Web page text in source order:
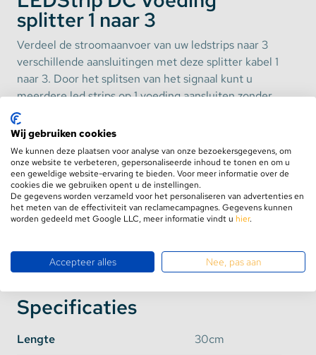
splitter 1 naar 3
Verdeel de stroomaanvoer van uw ledstrips naar 3
verschillende aansluitingen met deze splitter kabel 1
naar 3. Door het splitsen van het signaal kunt u
meerdere led strips op 1 voeding aansluiten zonder
dat er sprake is van signaalverlies na een lengte van
meer dan 10 meter. U heeft dus geen versterker
nodig en kunt tot wel 30 meter op 1 voeding
aansluiten.
Let op: Bij het splitsen naar een totale lengte die
meer is dan de standaard voeding aan kan, dient u
Toon meer
Specificaties
Lengte 30cm
Wij gebruiken cookies
We kunnen deze plaatsen voor analyse van onze bezoekersgegevens, om
onze website te verbeteren, gepersonaliseerde inhoud te tonen en om u
een geweldige website-ervaring te bieden. Voor meer informatie over de
cookies die we gebruiken opent u de instellingen.
De gegevens worden verzameld voor het personaliseren van advertenties en
het meten van de effectiviteit van reclamecampagnes. Gegevens kunnen
worden gedeeld met Google LLC, meer informatie vindt u hier.
Accepteer alles Nee, pas aan